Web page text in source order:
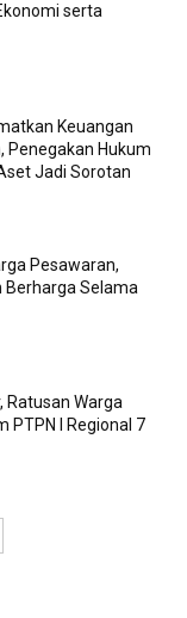
serta
Keuangan
Penegakan Hukum
Jadi Sorotan
Pesawaran,
Berharga Selama
Ratusan Warga
PTPN I Regional 7